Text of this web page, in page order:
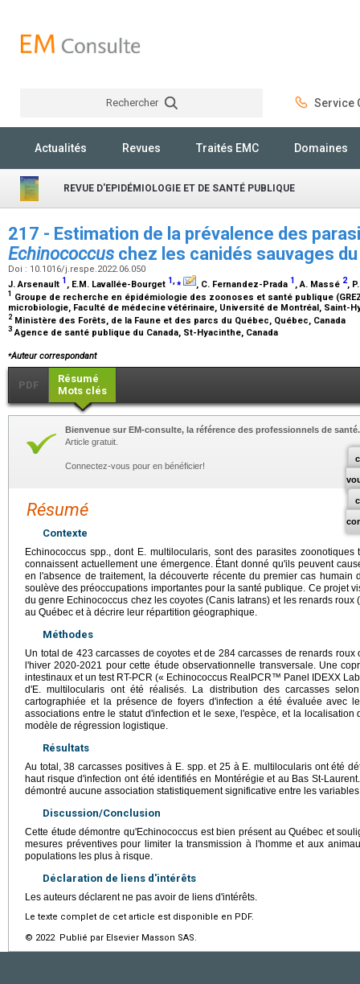
Rechercher Service
Actualités Revues Traités EMC Domaines
REVUE D'EPIDÉMIOLOGIE ET DE SANTÉ PUBLIQUE
217 - Estimation de la prévalence des
Echinococcus chez les canidés sauvages
Doi : 10.1016/j.respe.2022.06.050
J. Arsenault 1 , E.M. Lavallée-Bourget 1,⁎ , C. Fernandez-Prada 1 , A. Massé 2,
1 Groupe de recherche en épidémiologie des zoonoses et santé publique
microbiologie, Faculté de médecine vétérinaire, Université de Montréal, Saint-
2 Ministère des Forêts, de la Faune et des parcs du Québec, Québec, Canada
3 Agence de santé publique du Canada, St-Hyacinthe, Canada
⁎Auteur correspondant
PDF
Résumé
Mots clés
Bienvenue sur EM-consulte, la référence des professionnels de santé.
Article gratuit.
Connectez-vous pour en bénéficier!
Résumé
Contexte
Echinococcus spp., dont E. multilocularis, sont des parasites
connaissent actuellement une émergence. Étant donné qu'ils peuvent
en l'absence de traitement, la découverte récente du premier cas humain
soulève des préoccupations importantes pour la santé publique. Ce projet
du genre Echinococcus chez les coyotes (Canis Iatrans) et les renards
au Québec et à décrire leur répartition géographique.
Méthodes
Un total de 423 carcasses de coyotes et de 284 carcasses de renards
l'hiver 2020-2021 pour cette étude observationnelle transversale. Une
intestinaux et un test RT-PCR (« Echinococcus RealPCR™ Panel IDEXX
d'E. multilocularis ont été réalisés. La distribution des carcasses
cartographiée et la présence de foyers d'infection a été évaluée avec
associations entre le statut d'infection et le sexe, l'espèce, et la
modèle de régression logistique.
Résultats
Au total, 38 carcasses positives à E. spp. et 25 à E. multilocularis ont été
haut risque d'infection ont été identifiés en Montérégie et au Bas St-
démontré aucune association statistiquement significative entre les
Discussion/Conclusion
Cette étude démontre qu'Echinococcus est bien présent au Québec et
mesures préventives pour limiter la transmission à l'homme et aux
populations les plus à risque.
Déclaration de liens d'intérêts
Les auteurs déclarent ne pas avoir de liens d'intérêts.
Le texte complet de cet article est disponible en PDF.
© 2022 Publié par Elsevier Masson SAS.